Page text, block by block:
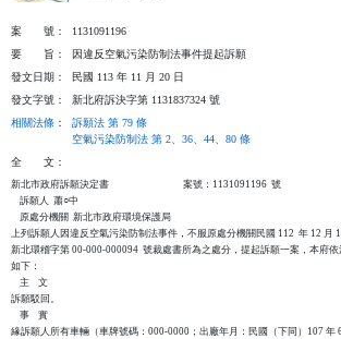
案 號：
1131091196
要
旨：
因違反空氣污染防制法事件提起訴願
發文日期：
民國 113 年 11 月 20 日
發文字號：
新北府訴決字第 1131837324 號
相關法條 ：
訴願法 第 79 條
空氣污染防制法 第 2、36、44、80 條
全
文：
新北市政府訴願決定書                                  案號：1131091196  號
    訴願人  蕭○中
    原處分機關  新北市政府環境保護局
上列訴願人因違反空氣污染防制法事件，不服原處分機關民國 112  年 12 月
新北環稽字第 00-000-000094  號裁處書所為之處分，提起訴願一案，本府依
如下：
    主    文
訴願駁回。
    事    實
緣訴願人所有車輛（車牌號碼：000-0000；出廠年月：民國（下同）107 年 6